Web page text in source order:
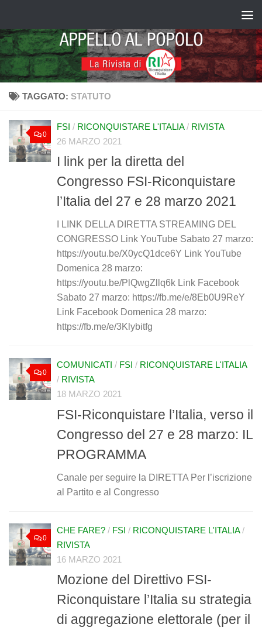
TAGGATO: STATUTO
0
FSI / RICONQUISTARE L'ITALIA/ RIVISTA
26 MARZO 2021
I link per la diretta del
Congresso FSI-Riconquistare
l’Italia del 27 e 28 marzo 2021
I LINK DELLA DIRETTA STREAMING DEL
CONGRESSO Link YouTube Sabato 27 marzo:
https://youtu.be/X0ycQ1dce6Y Link YouTube
Domenica 28 marzo:
https://youtu.be/PlQwgZllq6k Link Facebook
Sabato 27 marzo: https://fb.me/e/8Eb0U9ReY
Link Facebook Domenica 28 marzo:
https://fb.me/e/3Klybitfg
0
COMUNICATI / FSI / RICONQUISTARE L'ITALIA
/ RIVISTA
18 MARZO 2021
FSI-Riconquistare l’Italia, verso il
Congresso del 27 e 28 marzo: IL
PROGRAMMA
Canale per seguire la DIRETTA Per l’iscrizione
al Partito e al Congresso
0
CHE FARE? / FSI / RICONQUISTARE L'ITALIA/
RIVISTA
16 MARZO 2021
Mozione del Direttivo FSI-
Riconquistare l’Italia su strategia
di aggregazione elettorale (per il